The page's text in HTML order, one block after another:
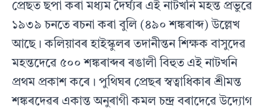
প্ৰেছত ছপা কৰা মধ‍্যম দৈৰ্ঘ্যৰ এই নাটখনি মহন্ত প্ৰভুৱে
১৯৩৯ চনতে ৰচনা কৰা বুলি (৪৯০ শঙ্কৰাব্দ) উল্লেখ
আছে। কলিয়াবৰ হাইস্কুলৰ তদানীন্তন শিক্ষক বাসুদেৱ
মহন্তদেৱে ৫০০ শঙ্কৰাব্দৰ ৰঙালী বিহুত এই নাটখনি
প্ৰথম প্ৰকাশ কৰে। পুথিঘৰ প্ৰেছৰ স্বত্বাধিকাৰ শ্ৰীমন্ত
শঙ্কৰদেৱৰ একান্ত অনুৰাগী কমল চন্দ্ৰ বৰাদেৱে উদ‍্যোগ